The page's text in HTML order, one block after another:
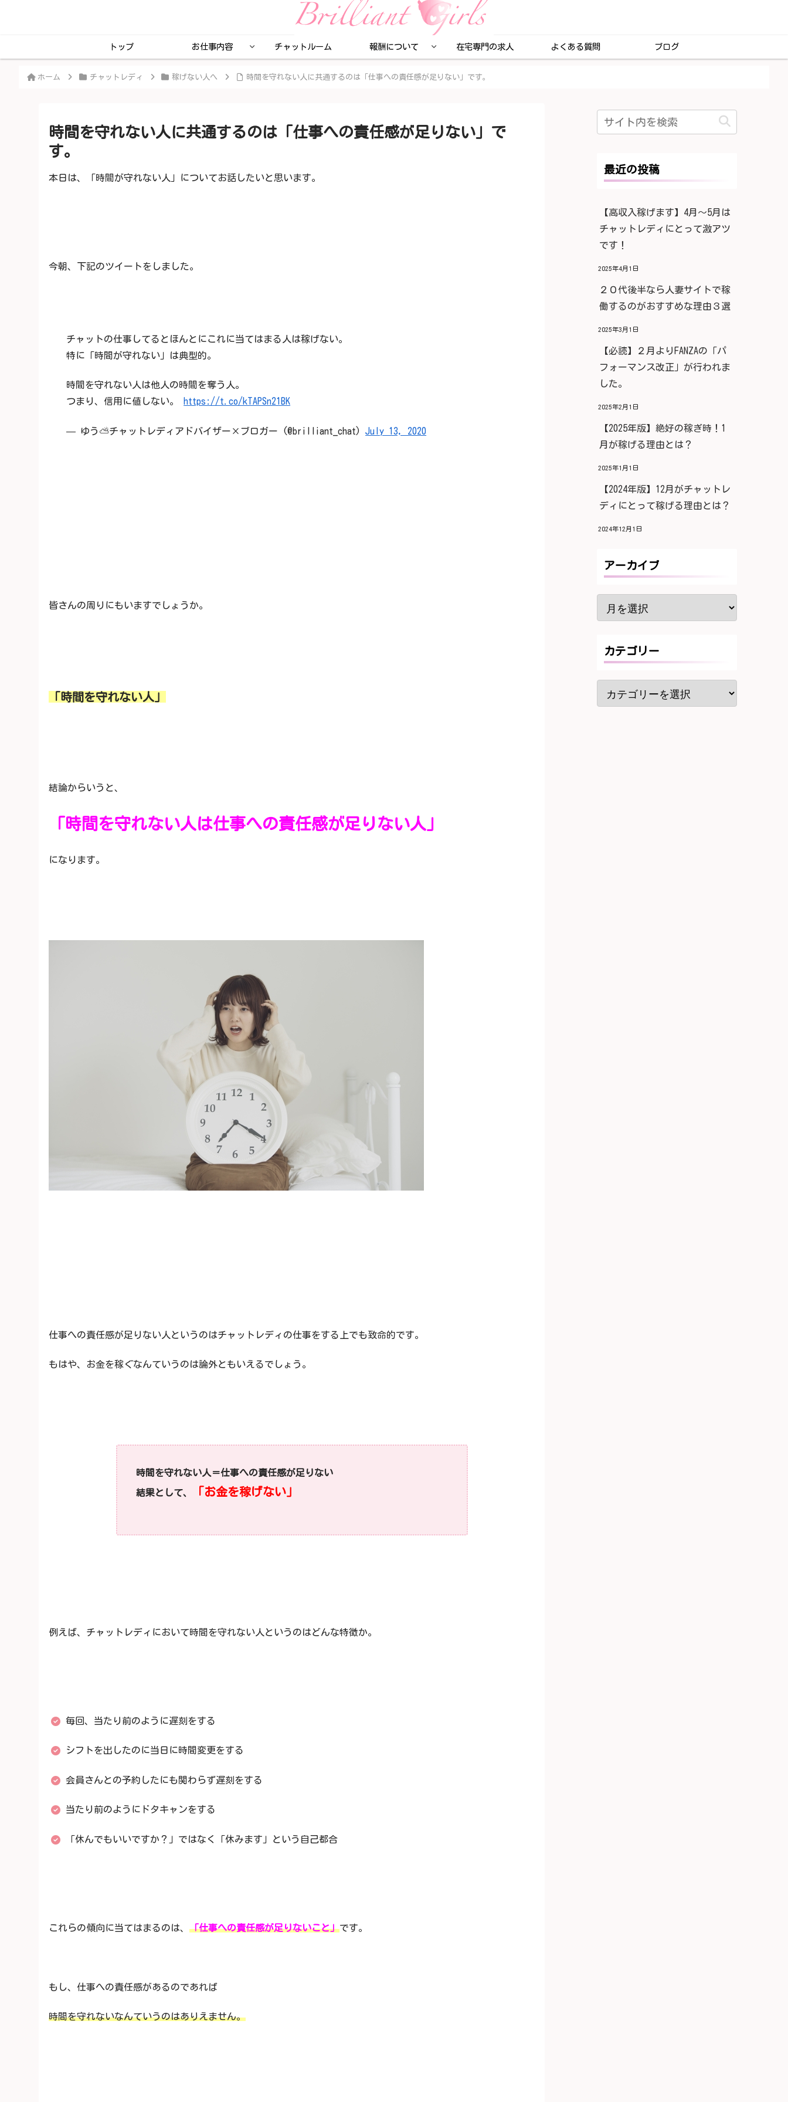
トップ お仕事内容 チャットルーム 報酬について 在宅専門の求人 よくある質問 ブログ
ホーム チャットレディ 稼げない人へ 時間を守れない人に共通するのは「仕事への責任感が足りない」です。
時間を守れない人に共通するのは「仕事への責任感が足りない」で
す。
本日は、「時間が守れない人」についてお話したいと思います。
今朝、下記のツイートをしました。
チャットの仕事してるとほんとにこれに当てはまる人は稼げない。
特に「時間が守れない」は典型的。
時間を守れない人は他人の時間を奪う人。
つまり、信用に値しない。
https://t.co/kTAPSn21BK
— ゆう⛅チャットレディアドバイザー×ブロガー (@brilliant_chat)July 13, 2020
皆さんの周りにもいますでしょうか。
「時間を守れない人」
結論からいうと、
「時間を守れない人は仕事への責任感が足りない人」
になります。
仕事への責任感が足りない人というのはチャットレディの仕事をする上でも致命的です。
もはや、お金を稼ぐなんていうのは論外ともいえるでしょう。
時間を守れない人＝仕事への責任感が足りない
結果として、 「お金を稼げない」
例えば、チャットレディにおいて時間を守れない人というのはどんな特徴か。
毎回、当たり前のように遅刻をする
シフトを出したのに当日に時間変更をする
会員さんとの予約したにも関わらず遅刻をする
当たり前のようにドタキャンをする
「休んでもいいですか？」ではなく「休みます」という自己都合
これらの傾向に当てはまるのは、「仕事への責任感が足りないこと」です。
もし、仕事への責任感があるのであれば
時間を守れないなんていうのはありえません。
最近の投稿
【高収入稼げます】4月〜5月は
チャットレディにとって激アツ
です！
2025年4月1日
２０代後半なら人妻サイトで稼
働するのがおすすめな理由３選
2025年3月1日
【必読】２月よりFANZAの「パ
フォーマンス改正」が行われま
した。
2025年2月1日
【2025年版】絶好の稼ぎ時！1
月が稼げる理由とは？
2025年1月1日
【2024年版】12月がチャットレ
ディにとって稼げる理由とは？
2024年12月1日
アーカイブ
カテゴリー